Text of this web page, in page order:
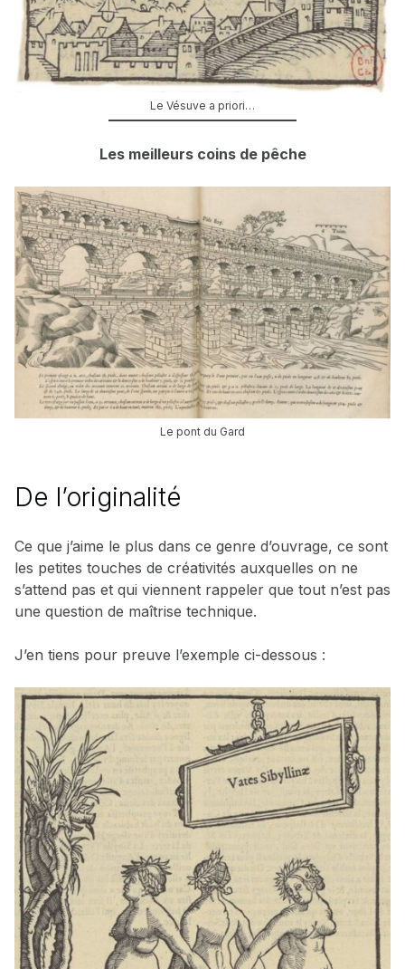
Le Vésuve a priori…
Les meilleurs coins de pêche
Le pont du Gard
De l’originalité
Ce que j’aime le plus dans ce genre d’ouvrage, ce sont
les petites touches de créativités auxquelles on ne
s’attend pas et qui viennent rappeler que tout n’est pas
une question de maîtrise technique.
J’en tiens pour preuve l’exemple ci-dessous :